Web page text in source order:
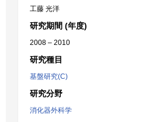
工藤 光洋
研究期間 (年度)
2008 – 2010
研究種目
基盤研究(C)
研究分野
消化器外科学